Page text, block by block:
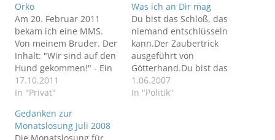
Orko
Am 20. Februar 2011
bekam ich eine MMS.
Von meinem Bruder. Der
Inhalt: "Wir sind auf den
Hund gekommen!" - Ein
offener Brief an meinen
Hund.
17.10.2011
In "Privat"
Was ich an Dir mag
Du bist das Schloß, das
niemand entschlüsseln
kann.Der Zaubertrick
ausgeführt von
Götterhand.Du bist das
Lachen auf meinem
Gesicht.Jedes Wort, das
1.06.2007
In "Politik"
Gedanken zur
Monatslosung Juli 2008